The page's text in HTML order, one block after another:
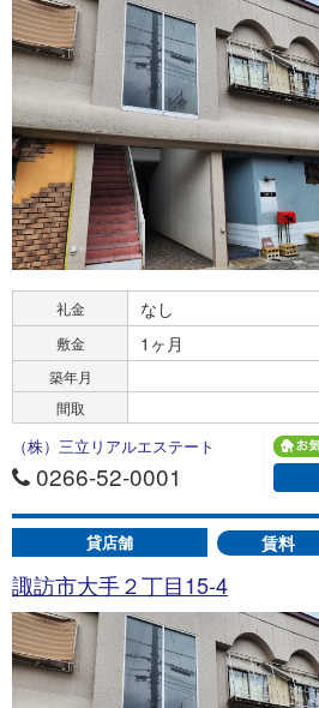
礼金 なし
敷金 1ヶ月
築年月
間取
（株）三立リアルエステート
0266-52-0001
貸店舗 賃料
諏訪市大手２丁目15-4